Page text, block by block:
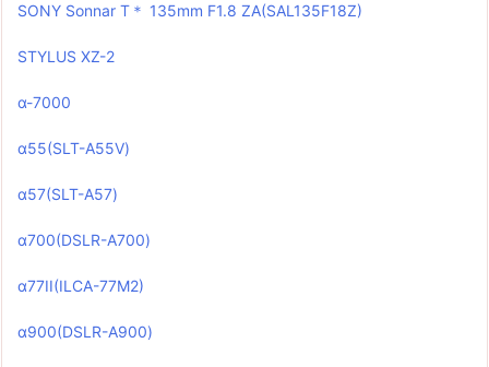
SONY Sonnar T＊ 135mm F1.8 ZA(SAL135F18Z)
STYLUS XZ-2
α-7000
α55(SLT-A55V)
α57(SLT-A57)
α700(DSLR-A700)
α77II(ILCA-77M2)
α900(DSLR-A900)